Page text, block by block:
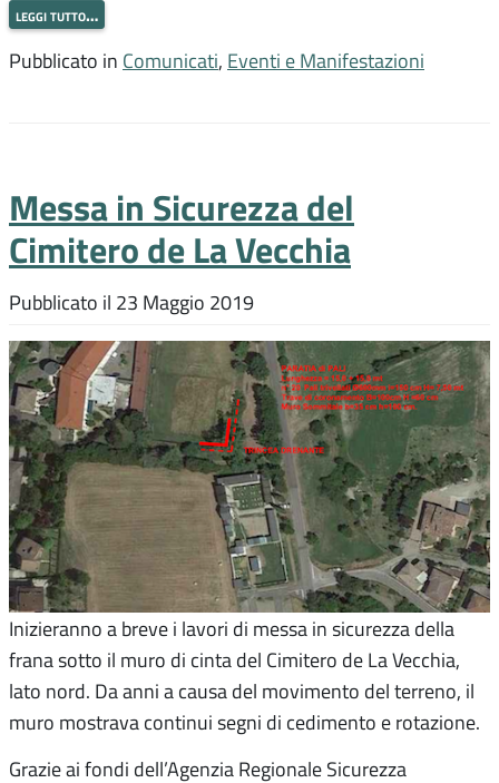
leggi tutto…
Pubblicato in Comunicati, Eventi e Manifestazioni
Messa in Sicurezza del
Cimitero de La Vecchia
Pubblicato il 23 Maggio 2019
Inizieranno a breve i lavori di messa in sicurezza della
frana sotto il muro di cinta del Cimitero de La Vecchia,
lato nord. Da anni a causa del movimento del terreno, il
muro mostrava continui segni di cedimento e rotazione.
Grazie ai fondi dell’Agenzia Regionale Sicurezza